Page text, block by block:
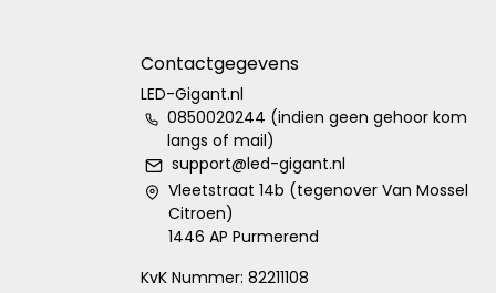
Contactgegevens
LED-Gigant.nl
0850020244 (indien geen gehoor kom
langs of mail)
support@led-gigant.nl
Vleetstraat 14b (tegenover Van Mossel
Citroen)
1446 AP Purmerend
KvK Nummer: 82211108